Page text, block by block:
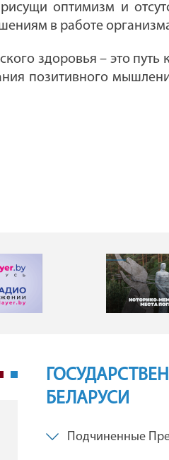
оптимизм и
в работе
здоровья – это
позитивного
ГУ "Брестская областная
филармония"
БЕЛАРУСИ
Подчиненные